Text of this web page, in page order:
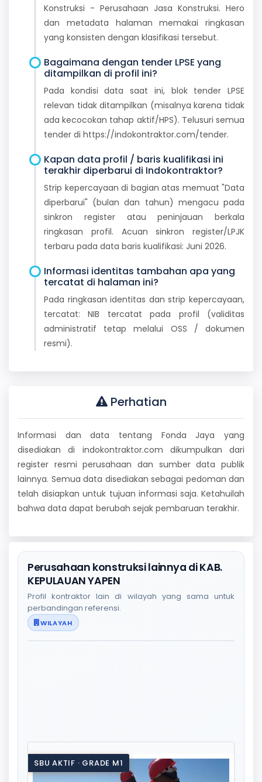
Konstruksi - Perusahaan Jasa Konstruksi. Hero
dan metadata halaman memakai ringkasan
yang konsisten dengan klasifikasi tersebut.
Bagaimana dengan tender LPSE yang
ditampilkan di profil ini?
Pada kondisi data saat ini, blok tender LPSE
relevan tidak ditampilkan (misalnya karena tidak
ada kecocokan tahap aktif/HPS). Telusuri semua
tender di https://indokontraktor.com/tender.
Kapan data profil / baris kualifikasi ini
terakhir diperbarui di Indokontraktor?
Strip kepercayaan di bagian atas memuat "Data
diperbarui" (bulan dan tahun) mengacu pada
sinkron register atau peninjauan berkala
ringkasan profil. Acuan sinkron register/LPJK
terbaru pada data baris kualifikasi: Juni 2026.
Informasi identitas tambahan apa yang
tercatat di halaman ini?
Pada ringkasan identitas dan strip kepercayaan,
tercatat: NIB tercatat pada profil (validitas
administratif tetap melalui OSS / dokumen
resmi).
Perhatian
Informasi dan data tentang Fonda Jaya yang
disediakan di indokontraktor.com dikumpulkan dari
register resmi perusahaan dan sumber data publik
lainnya. Semua data disediakan sebagai pedoman dan
telah disiapkan untuk tujuan informasi saja. Ketahuilah
bahwa data dapat berubah sejak pembaruan terakhir.
Perusahaan konstruksi lainnya di KAB.
KEPULAUAN YAPEN
Profil kontraktor lain di wilayah yang sama untuk
perbandingan referensi.
WILAYAH
SBU AKTIF · GRADE M1